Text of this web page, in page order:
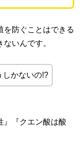
を防ぐことはできる
いんです。
しかないの!?
』『クエン酸は酸